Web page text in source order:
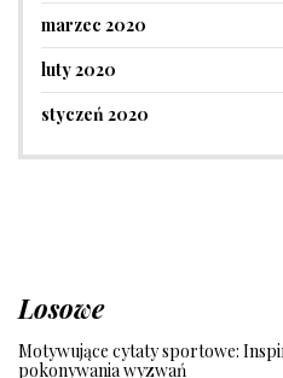
marzec 2020
luty 2020
styczeń 2020
Losowe
Motywujące cytaty sportowe:
pokonywania wyzwań